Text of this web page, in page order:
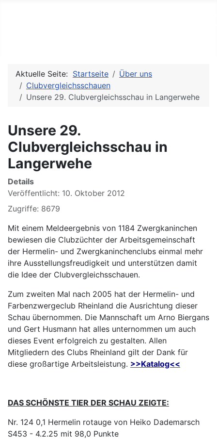
Aktuelle Seite: Startseite
Über uns
Clubvergleichsschauen
Unsere 29. Clubvergleichsschau in Langerwehe
Unsere 29.
Clubvergleichsschau in
Langerwehe
Details
Veröffentlicht: 10. Oktober 2012
Zugriffe: 8679
Mit einem Meldeergebnis von 1184 Zwergkaninchen
bewiesen die Clubzüchter der Arbeitsgemeinschaft
der Hermelin- und Zwergkaninchenclubs einmal mehr
ihre Ausstellungsfreudigkeit und unterstützen damit
die Idee der Clubvergleichsschauen.
Zum zweiten Mal nach 2005 hat der Hermelin- und
Farbenzwergeclub Rheinland die Ausrichtung dieser
Schau übernommen. Die Mannschaft um Arno Biergans
und Gert Husmann hat alles unternommen um auch
dieses Event erfolgreich zu gestalten. Allen
Mitgliedern des Clubs Rheinland gilt der Dank für
diese großartige Arbeitsleistung. >>Katalog<<
DAS SCHÖNSTE TIER DER SCHAU ZEIGTE:
Nr. 124 0,1 Hermelin rotauge von Heiko Dademarsch
S453 - 4.2.25 mit 98,0 Punkte